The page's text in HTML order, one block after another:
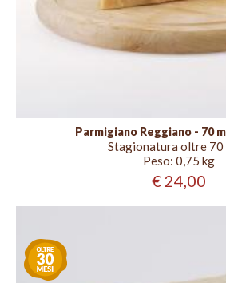
Parmigiano Reggiano - 70
Stagionatura oltre 70
Peso: 0,75 kg
€ 24,00
Stagionatura
oltre
30